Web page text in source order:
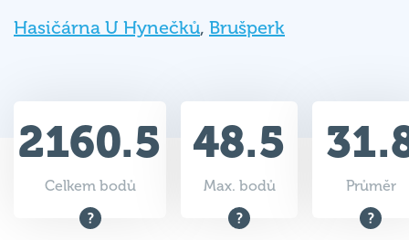
Hasičárna U Hynečků, Brušperk
2160.5
Celkem bodů
48.5
Max. bodů Průměr